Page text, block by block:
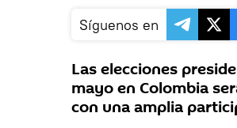
Síguenos en
Las elecciones
mayo en Colombia
con una amplia